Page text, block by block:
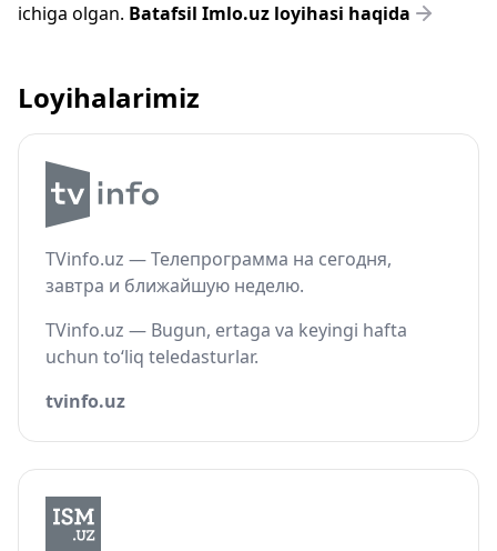
ichiga olgan. Batafsil Imlo.uz loyihasi haqida
Loyihalarimiz
TVinfo.uz — Телепрограмма на сегодня,
завтра и ближайшую неделю.
TVinfo.uz — Bugun, ertaga va keyingi hafta
uchun to‘liq teledasturlar.
tvinfo.uz